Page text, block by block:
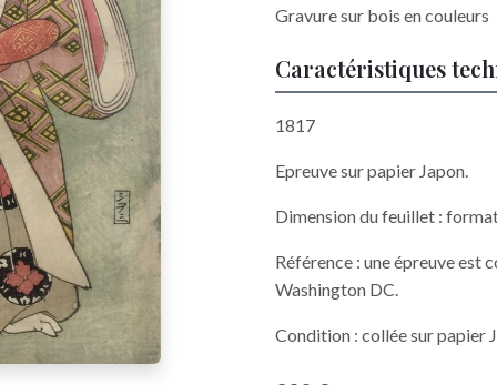
Gravure sur bois en couleurs
Caractéristiques
1817
Epreuve sur papier Japon.
Dimension du feuillet :
Référence : une épreuve est
Washington DC.
Condition : collée sur papier